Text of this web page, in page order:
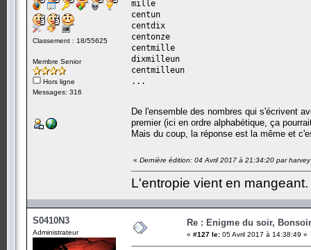
Classement : 18/55625
Membre Senior
Hors ligne
Messages: 316
mille
centun
centdix
centonze
centmille
dixmilleun
centmilleun
...
De l'ensemble des nombres qui s'écrivent
premier (ici en ordre alphabétique, ça
Mais du coup, la réponse est la même et
« Dernière édition: 04 Avril 2017 à 21:34:20 par harvey
L'entropie vient en mangeant.
S0410N3
Administrateur
Re : Enigme du soir,
« #127 le: 05 Avril 2017 à 14:38:49 »